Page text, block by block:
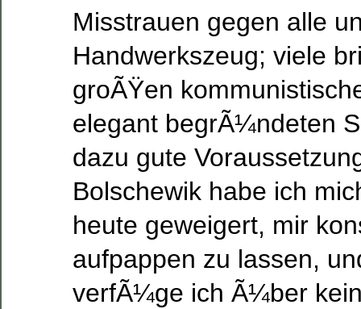
Misstrauen gegen alle
Handwerkszeug; viele
groÃŸen
elegant begrÃ¼ndeten
dazu gute
Bolschewik habe ich
heute geweigert, mir
aufpappen zu lassen,
verfÃ¼ge ich Ã¼ber